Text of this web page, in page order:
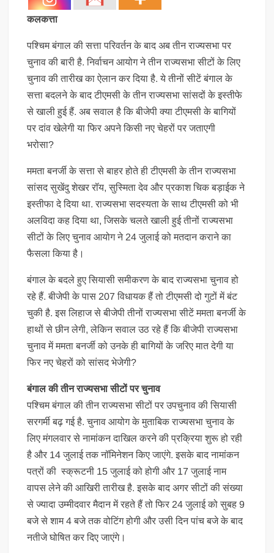
कलकत्ता
पश्चिम बंगाल की सत्ता परिवर्तन के बाद अब तीन राज्यसभा पर
चुनाव की बारी है. निर्वाचन आयोग ने तीन राज्यसभा सीटों के लिए
चुनाव की तारीख का ऐलान कर दिया है. ये तीनों सीटें बंगाल के
सत्ता बदलने के बाद टीएमसी के तीन राज्यसभा सांसदों के इस्तीफे
से खाली हुई हैं. अब सवाल है कि बीजेपी क्या टीएमसी के बागियों
पर दांव खेलेगी या फिर अपने किसी नए चेहरों पर जताएगी
भरोसा?
ममता बनर्जी के सत्ता से बाहर होते ही टीएमसी के तीन राज्यसभा
सांसद सुखेंदु शेखर रॉय, सुस्मिता देव और प्रकाश चिक बड़ाईक ने
इस्तीफा दे दिया था. राज्यसभा सदस्यता के साथ टीएमसी को भी
अलविदा कह दिया था, जिसके चलते खाली हुई तीनों राज्यसभा
सीटों के लिए चुनाव आयोग ने 24 जुलाई को मतदान कराने का
फैसला किया है।
बंगाल के बदले हुए सियासी समीकरण के बाद राज्यसभा चुनाव हो
रहे हैं. बीजेपी के पास 207 विधायक हैं तो टीएमसी दो गुटों में बंट
चुकी है. इस लिहाज से बीजेपी तीनों राज्यसभा सीटें ममता बनर्जी के
हाथों से छीन लेगी, लेकिन सवाल उठ रहे हैं कि बीजेपी राज्यसभा
चुनाव में ममता बनर्जी को उनके ही बागियों के जरिए मात देगी या
फिर नए चेहरों को सांसद भेजेगी?
बंगाल की तीन राज्यसभा सीटों पर चुनाव
पश्चिम बंगाल की तीन राज्यसभा सीटों पर उपचुनाव की सियासी
सरगर्मी बढ़ गई है. चुनाव आयोग के मुताबिक राज्यसभा चुनाव के
लिए मंगलवार से नामांकन दाखिल करने की प्रक्रिया शुरू हो रही
है और 14 जुलाई तक नॉमिनेशन किए जाएंगे. इसके बाद नामांकन
पत्रों की स्क्रूटनी 15 जुलाई को होगी और 17 जुलाई नाम
वापस लेने की आखिरी तारीख है. इसके बाद अगर सीटों की संख्या
से ज्यादा उम्मीदवार मैदान में रहते हैं तो फिर 24 जुलाई को सुबह 9
बजे से शाम 4 बजे तक वोटिंग होगी और उसी दिन पांच बजे के बाद
नतीजे घोषित कर दिए जाएंगे।